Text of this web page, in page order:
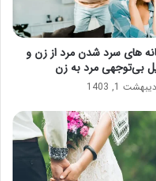
های سرد شدن مرد از زن و
بی‌توجهی مرد به زن
1, 1403